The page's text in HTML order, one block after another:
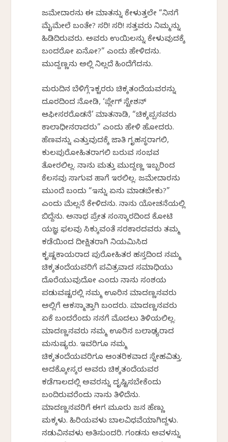
ಜಮೇದಾರನು ಈ ಮಾತನ್ನು ಕೇಳುತ್ತಲೇ “ನಿನಗೆ
ಮೈಮೇಲೆ ಬಂತೇ? ಸರಿ! ಸರಿ! ಸತ್ತವರು ನಿಮ್ಮನ್ನು
ಹಿಡಿದಿರುವರು. ಅವರು ಉಯಿಲನ್ನು ಕೇಳುವುದಕ್ಕೆ
ಬಂದರೋ ಏನೋ?” ಎಂದು ಹೇಳಿದನು.
ಮುದ್ದಣ್ಣನು ಅಲ್ಲಿ ನಿಲ್ಲದೆ ಹಿಂದೆಗೆದನು.
ಮರುದಿನ ಬೆಳಿಗ್ಗೆ ಡಾಕ್ಟರರು ಚಿಕ್ಕತಂದೆಯವರನ್ನು
ದೂರದಿಂದ ನೋಡಿ, ‘ಪ್ಲೇಗ್ ಸ್ಟೇಶನ್
ಆಫೀಸರರೊಡನೆ’ ಮಾತನಾಡಿ, “ಚಿಕ್ಕಪ್ಪನವರು
ಕಾಲಾಧೀನರಾದರು” ಎಂದು ಹೇಳಿ ಹೋದರು.
ಹೆಣವನ್ನು ಎತ್ತುವುದಕ್ಕೆ ಜಾತಿ ಗೃಹಸ್ಥರಾಗಲಿ,
ಕುಲಪುರೋಹಿತರಾಗಲಿ ಬರುವ ಸಂಭವ
ತೋರಲಿಲ್ಲ. ನಾನು ಮತ್ತು ಮುದ್ದಣ್ಣ ಇಬ್ಬರಿಂದ
ಕೆಲಸವು ಸಾಗುವ ಹಾಗೆ ಇರಲಿಲ್ಲ. ಜಮೇದಾರನು
ಮುಂದೆ ಬಂದು “ಇನ್ನು ಏನು ಮಾಡಬೇಕು?”
ಎಂದು ಮೆಲ್ಲನೆ ಕೇಳಿದನು. ನಾನು ಯೋಚನೆಯಲ್ಲಿ
ಬಿದ್ದೆನು. ಅನಾಥ ಪ್ರೇತ ಸಂಸ್ಕಾರದಿಂದ ಕೋಟಿ
ಯಜ್ಞ ಫಲವು ಸಿಕ್ಕುವಂತೆ ಸರಕಾರದವರು ತಮ್ಮ
ಕಡೆಯಿಂದ ದೀಕ್ಷಿತರಾಗಿ ನಿಯಮಿಸಿದ
ಕೃಷ್ಣಕಾಯರಾದ ಪುರೋಹಿತರ ಹಸ್ತದಿಂದ ನಮ್ಮ
ಚಿಕ್ಕತಂದೆಯವರಿಗೆ ಪವಿತ್ರವಾದ ಸಮಾಧಿಯು
ದೊರೆಯುವುದೋ ಎಂದು ನಾನು ಸಂಶಯ
ಪಡುವಷ್ಟರಲ್ಲಿ ನಮ್ಮ ಊರಿನ ಮಾದಣ್ಣನವರು
ಅಲ್ಲಿಗೆ ಆಕಸ್ಮಾತ್ತಾಗಿ ಬಂದರು. ಮಾದಣ್ಣನವರು
ಏಕೆ ಬಂದರೆಂದು ನನಗೆ ಮೊದಲು ತಿಳಿಯಲಿಲ್ಲ.
ಮಾದಣ್ಣನವರು ನಮ್ಮ ಊರಿನ ಬಲಾಢ್ಯರಾದ
ಮನುಷ್ಯರು. ಇವರಿಗೂ ನಮ್ಮ
ಚಿಕ್ಕತಂದೆಯವರಿಗೂ ಆಂತರಿಕವಾದ ಸ್ನೇಹವಿತ್ತು.
ಅದಕ್ಕೋಸ್ಕರ ಅವರು ಚಿಕ್ಕತಂದೆಯವರ
ಕಡೆಗಾಲದಲ್ಲಿ ಅವರನ್ನು ದೃಷ್ಟಿಸಬೇಕೆಂದು
ಬಂದಿರುವರೆಂದು ನಾನು ತಿಳಿದೆನು.
ಮಾದಣ್ಣನವರಿಗೆ ಈಗ ಮೂರು ಜನ ಹೆಣ್ಣು
ಮಕ್ಕಳು. ಹಿರಿಯವಳು ಬಾಲವಿಧವೆಯಾಗಿದ್ದಳು.
ನಡುವಿನವಳು ಅತಿಸುಂದರಿ. ಗಂಡನು ಅವಳನ್ನು